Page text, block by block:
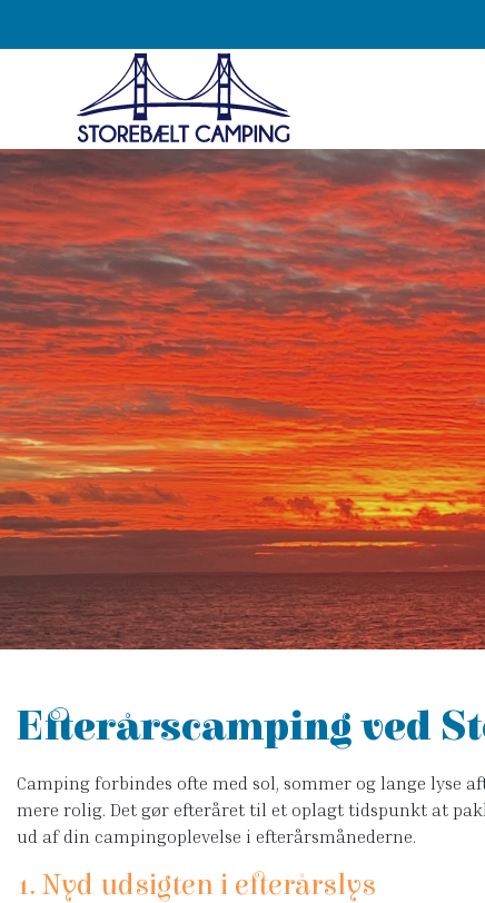
Efterårscamping ved
Camping forbindes ofte med sol, sommer og lange lyse
mere rolig. Det gør efteråret til et oplagt tidspunkt at
ud af din campingoplevelse i efterårsmånederne.
1. Nyd udsigten i efterårslys